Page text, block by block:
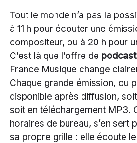
Tout le monde n’a pas la
à 11 h pour écouter une
compositeur, ou à 20 h pour
C’est là que l’offre de
France Musique change
Chaque grande émission, ou
disponible après diffusion,
soit en téléchargement MP3.
horaires de bureau, s’en sert
sa propre grille : elle écoute